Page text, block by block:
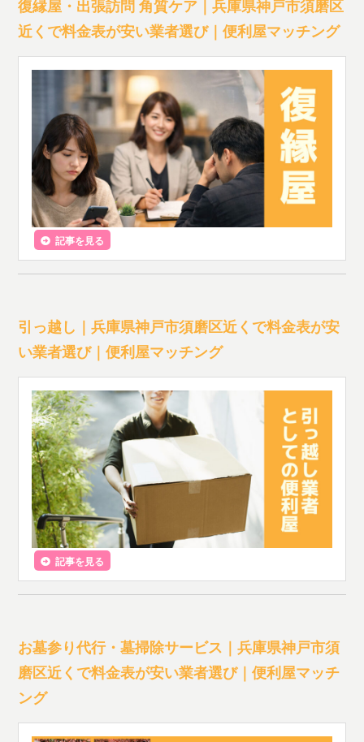
復縁屋・出張訪問 角質ケア｜兵庫県神戸市須磨区
近くで料金表が安い業者選び｜便利屋マッチング
記事を見る
引っ越し｜兵庫県神戸市須磨区近くで料金表が安
い業者選び｜便利屋マッチング
記事を見る
お墓参り代行・墓掃除サービス｜兵庫県神戸市須
磨区近くで料金表が安い業者選び｜便利屋マッチ
ング